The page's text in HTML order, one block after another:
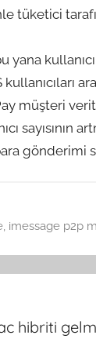
tüketici
yana
müşteri
sayısının
gönderimi
, imessage p2p
hibriti